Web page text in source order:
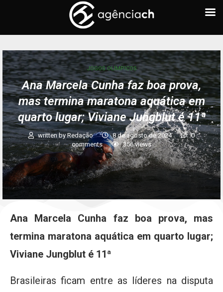
JOGOS OLÍMPICOS
Ana Marcela Cunha faz boa prova,
mas termina maratona aquática em
quarto lugar; Viviane Jungblut é 11ª
written by Redação 8 de agosto de 2024
0
comments
356views
Ana Marcela Cunha faz boa prova, mas
termina maratona aquática em quarto lugar;
Viviane Jungblut é 11ª
Brasileiras ficam entre as líderes na disputa